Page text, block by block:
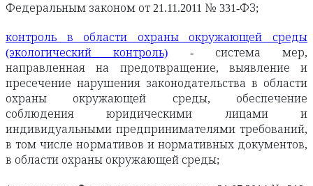
Федеральным законом от 21.11.2011 № 331-ФЗ;
контроль в области охраны окружающей среды
(экологический контроль) - система мер,
направленная на предотвращение, выявление и
пресечение нарушения законодательства в области
охраны окружающей среды, обеспечение
соблюдения юридическими лицами и
индивидуальными предпринимателями требований,
в том числе нормативов и нормативных документов,
в области охраны окружающей среды;